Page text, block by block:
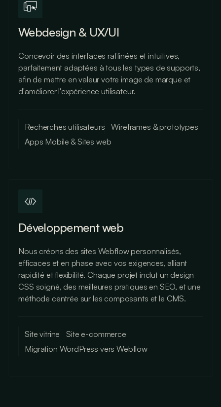
Webdesign & UX/UI
Concevoir des interfaces raffinées et intuitives,
parfaitement adaptées à tous les types de supports,
afin de mettre en valeur votre image de marque et
d'améliorer l'expérience utilisateur.
Recherches utilisateurs
Wireframes & prototypes
Apps Mobile & Sites web
Développement web
Nous créons des sites Webflow personnalisés,
efficaces et en phase avec vos exigences, alliant
rapidité et flexibilité. Chaque projet inclut un design
CSS soigné, des meilleures pratiques en SEO, et une
méthode centrée sur les composants et le CMS.
Site vitrine
Site e-commerce
Migration WordPress vers Webflow